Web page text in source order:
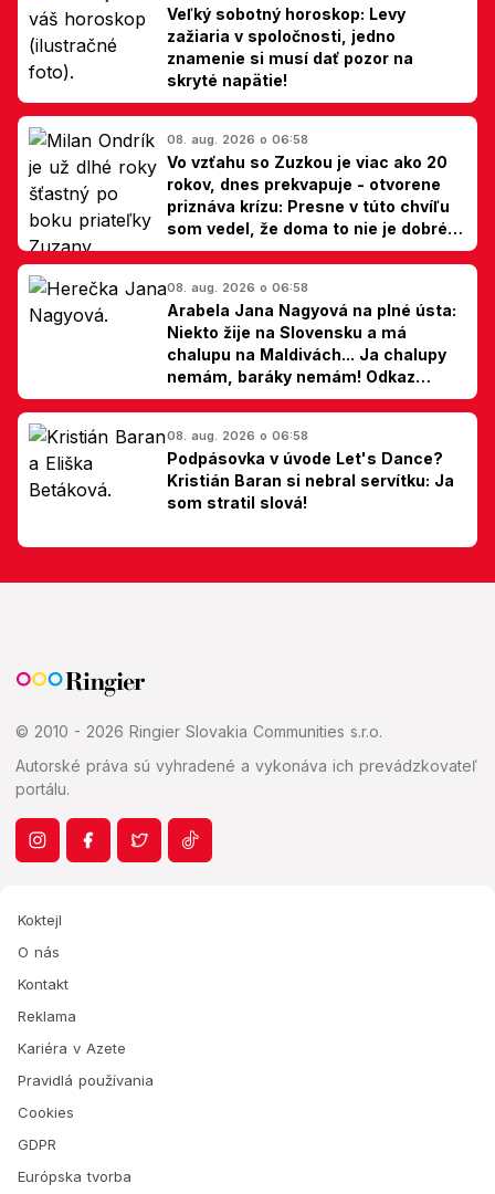
Veľký sobotný horoskop: Levy
zažiaria v spoločnosti, jedno
znamenie si musí dať pozor na
skryté napätie!
08. aug. 2026 o 06:58
Vo vzťahu so Zuzkou je viac ako 20
rokov, dnes prekvapuje - otvorene
priznáva krízu: Presne v túto chvíľu
som vedel, že doma to nie je dobré,
hovorí Milan Ondrík
08. aug. 2026 o 06:58
Arabela Jana Nagyová na plné ústa:
Niekto žije na Slovensku a má
chalupu na Maldivách... Ja chalupy
nemám, baráky nemám! Odkaz
Slovákom
08. aug. 2026 o 06:58
Podpásovka v úvode Let's Dance?
Kristián Baran si nebral servítku: Ja
som stratil slová!
© 2010 - 2026 Ringier Slovakia Communities s.r.o.
Autorské práva sú vyhradené a vykonáva ich prevádzkovateľ
portálu.
Koktejl
O nás
Kontakt
Reklama
Kariéra v Azete
Pravidlá používania
Cookies
GDPR
Európska tvorba